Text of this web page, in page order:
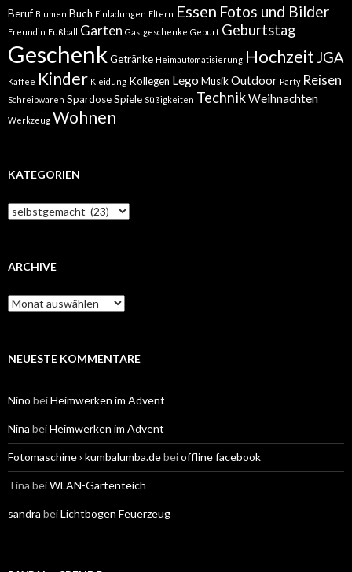
Beruf Blumen Buch Einladungen Eltern Essen Fotos und Bilder
Freundin Fußball Garten Gastgeschenke Geburt Geburtstag
Geschenk Getränke Heimautomatisierung Hochzeit JGA
Kaffee Kinder Kleidung Kollegen Lego MusikOutdoor Party Reisen
Schreibwaren SpardoseSpiele Süßigkeiten TechnikWeihnachten
Werkzeug Wohnen
KATEGORIEN
Kategorien
ARCHIVE
Archive
NEUESTE KOMMENTARE
Nino beiHeimwerken im Advent
Nina beiHeimwerken im Advent
Fotomaschine › kumbalumba.debeioffline facebook
Tina beiWLAN-Gartenteich
sandra beiLichtbogen Feuerzeug